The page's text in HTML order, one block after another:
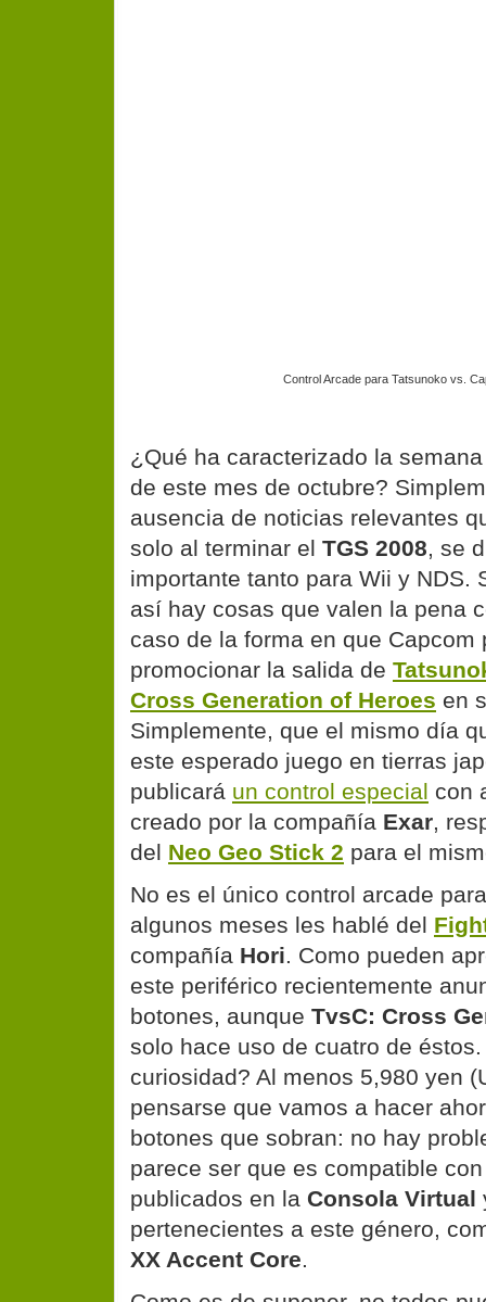
Control Arcade para Tatsunoko vs.
¿Qué ha caracterizado la
de este mes de octubre?
ausencia de noticias relevantes
solo al terminar el TGS 2008 , se
importante tanto para Wii y NDS.
así hay cosas que valen la pena
caso de la forma en que Capcom
promocionar la salida de
Cross Generation of Heroes en
Simplemente, que el mismo día
este esperado juego en tierras
publicará un control especial con
creado por la compañía Exar ,
del Neo Geo Stick 2 para el
No es el único control arcade
algunos meses les hablé del
compañía Hori . Como pueden
este periférico recientemente
botones, aunque TvsC: Cross
solo hace uso de cuatro de
curiosidad? Al menos 5,980 yen
pensarse que vamos a hacer
botones que sobran: no hay
parece ser que es compatible
publicados en la Consola Virtual
pertenecientes a este género,
XX Accent Core